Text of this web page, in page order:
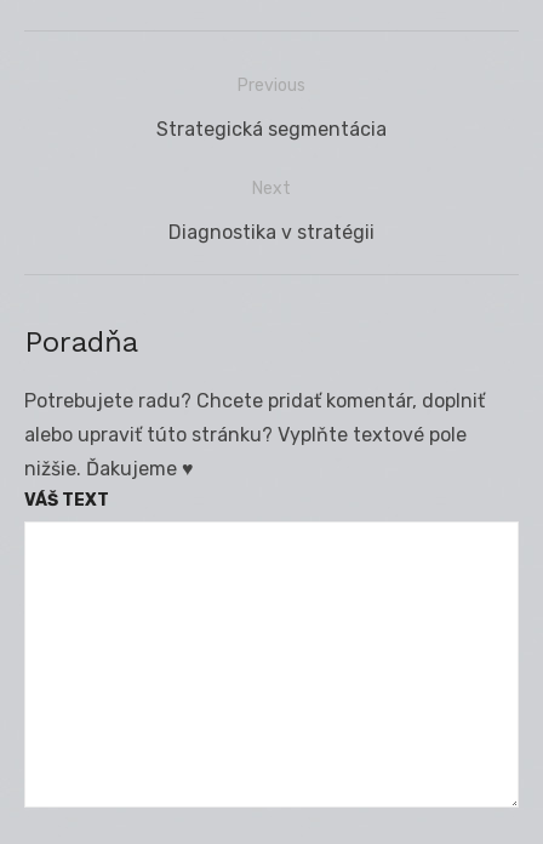
Previous
Previous
Strategická segmentácia
Next
Next
Diagnostika v stratégii
Poradňa
Potrebujete radu? Chcete pridať komentár, doplniť
alebo upraviť túto stránku? Vyplňte textové pole
nižšie. Ďakujeme ♥
VÁŠ TEXT